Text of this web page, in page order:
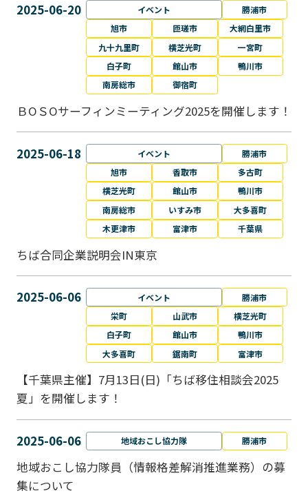
2025-06-20 イベント
勝浦市
旭市
匝瑳市
大網白里市
九十九里町
横芝光町
一宮町
白子町
館山市
鴨川市
南房総市
御宿町
ＢОＳОサーフィンミーティング2025を開催します！
2025-06-18 イベント
勝浦市
旭市
香取市
多古町
横芝光町
館山市
鴨川市
南房総市
いすみ市
大多喜町
木更津市
富津市 千葉県
ちば合同企業説明会IN東京
2025-06-06 イベント
勝浦市
栄町
山武市
横芝光町
白子町
館山市
鴨川市
大多喜町
鋸南町 富津市
【千葉県主催】7月13日(日)「ちば移住相談会2025
夏」を開催します！
2025-06-06 地域おこし協力隊 勝浦市
地域おこし協力隊員（情報格差解消推進業務）の募
集について